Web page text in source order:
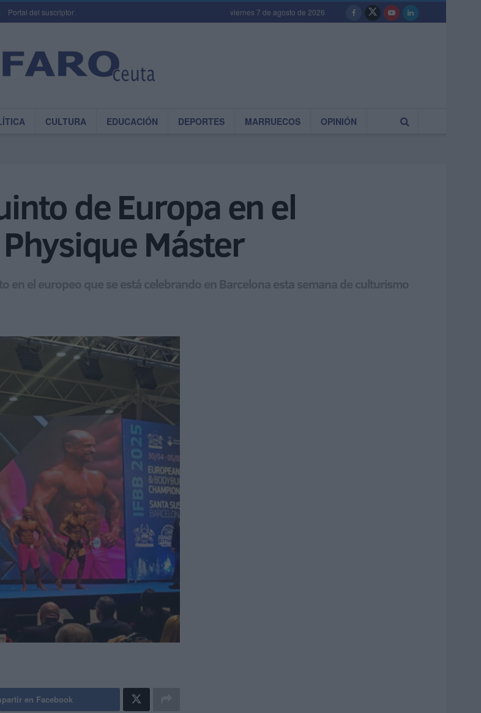
Portal del suscriptor viernes 7 de agosto de 2026
CULTURA EDUCACIÓN DEPORTES MARRUECOS OPINIÓN
de Europa en el
Máster
en el europeo que se está celebrando en Barcelona esta semana de culturismo
en Facebook